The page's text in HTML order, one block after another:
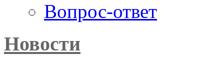
Вопрос-ответ
Новости